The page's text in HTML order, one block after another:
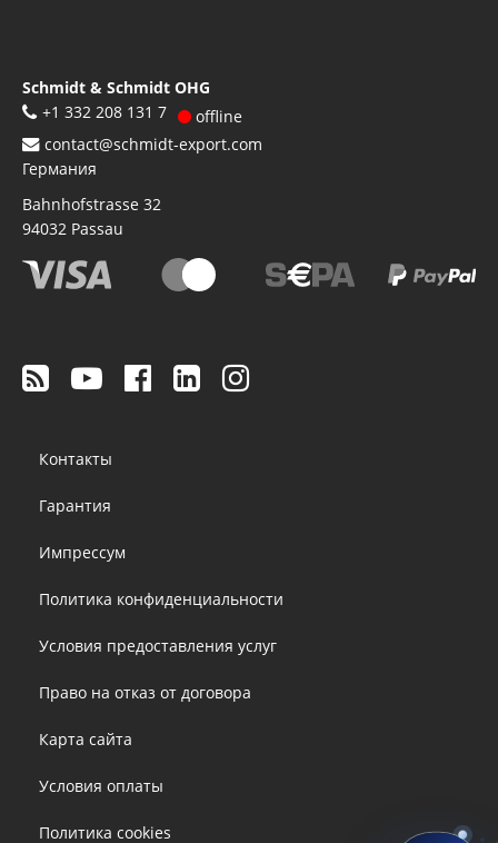
Schmidt & Schmidt OHG
+1 332 208 131 7
offline
contact@schmidt-export.com
Германия
Bahnhofstrasse 32
94032 Passau
menu
Контакты
Гарантия
Импрессум
Политика конфиденциальности
Условия предоставления услуг
Право на отказ от договора
Карта сайта
Условия оплаты
Политика cookies